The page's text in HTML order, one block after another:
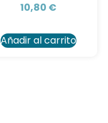
10,80 €
Añadir al carrito